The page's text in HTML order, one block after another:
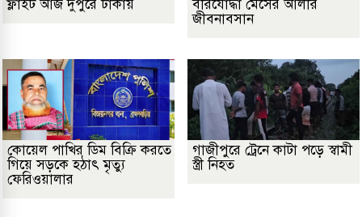
ফ্লাইট আজ দুপুরে ঢাকায়
বীরযোদ্ধা মেসের আলীর
জীবনাবসান
কোয়েল পাখির ডিম বিক্রি করতে
গিয়ে সড়কে হঠাৎ মৃত্যু
ফেরিওয়ালার
গাজীপুরে ট্রেনে কাটা পড়ে স্বামী
স্ত্রী নিহত